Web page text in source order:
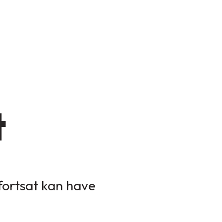
kan have